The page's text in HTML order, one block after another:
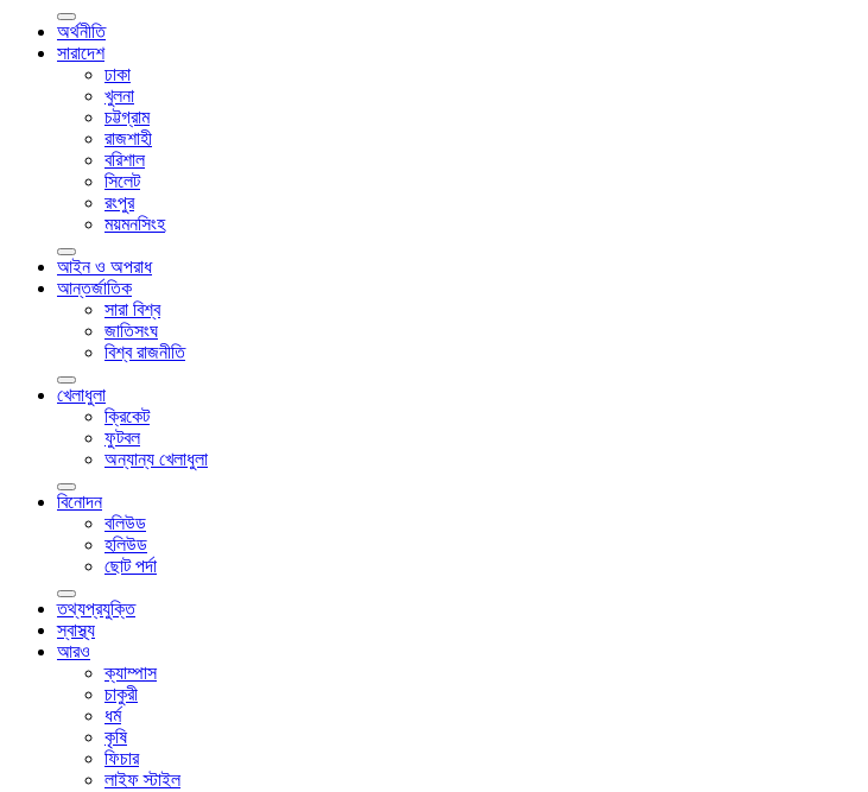
অর্থনীতি
সারাদেশ
ঢাকা
খুলনা
চট্টগ্রাম
রাজশাহী
বরিশাল
সিলেট
রংপুর
ময়মনসিংহ
আইন ও অপরাধ
আন্তর্জাতিক
সারা বিশ্ব
জাতিসংঘ
বিশ্ব রাজনীতি
খেলাধুলা
ক্রিকেট
ফুটবল
অন্যান্য খেলাধুলা
বিনোদন
বলিউড
হলিউড
ছোট পর্দা
তথ্যপ্রযুক্তি
স্বাস্থ্য
আরও
ক্যাম্পাস
চাকুরী
ধর্ম
কৃষি
ফিচার
লাইফ স্টাইল